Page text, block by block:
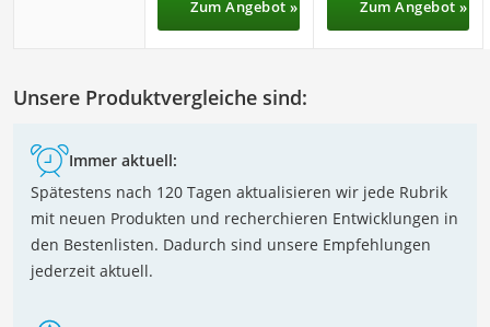
Zum Angebot » Zum Angebot »
Unsere Produktvergleiche sind:
Immer aktuell:
Spätestens nach 120 Tagen aktualisieren wir jede Rubrik
mit neuen Produkten und recherchieren Entwicklungen in
den Bestenlisten. Dadurch sind unsere Empfehlungen
jederzeit aktuell.